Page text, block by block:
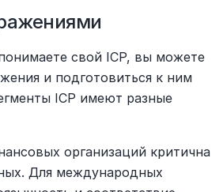
свой ICP, вы можете
и подготовиться к ним
ICP имеют разные
организаций критична
Для международных